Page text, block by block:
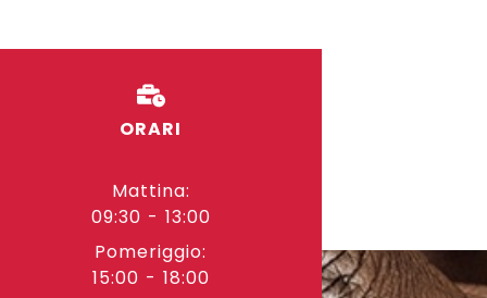
ORARI
Mattina:
09:30 - 13:00
Pomeriggio:
15:00 - 18:00